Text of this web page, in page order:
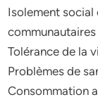
Isolement social
communautaires
Tolérance de la
Problèmes de
Consommation